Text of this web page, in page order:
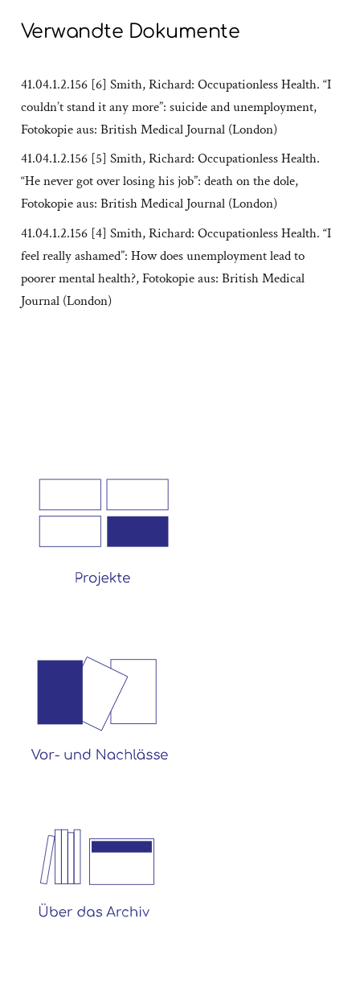
Verwandte Dokumente
41.04.1.2.156 [6] Smith, Richard: Occupationless Health. “I
couldn’t stand it any more”: suicide and unemployment,
Fotokopie aus: British Medical Journal (London)
41.04.1.2.156 [5] Smith, Richard: Occupationless Health.
“He never got over losing his job”: death on the dole,
Fotokopie aus: British Medical Journal (London)
41.04.1.2.156 [4] Smith, Richard: Occupationless Health. “I
feel really ashamed”: How does unemployment lead to
poorer mental health?, Fotokopie aus: British Medical
Journal (London)